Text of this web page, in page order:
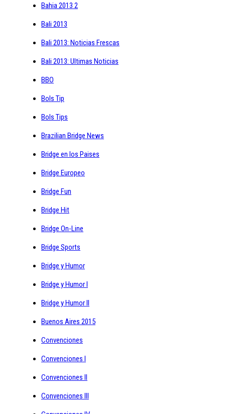
Bahia 2013 2
Bali 2013
Bali 2013: Noticias Frescas
Bali 2013: Ultimas Noticias
BBO
Bols Tip
Bols Tips
Brazilian Bridge News
Bridge en los Paises
Bridge Europeo
Bridge Fun
Bridge Hit
Bridge On-Line
Bridge Sports
Bridge y Humor
Bridge y Humor I
Bridge y Humor II
Buenos Aires 2015
Convenciones
Convenciones I
Convenciones II
Convenciones III